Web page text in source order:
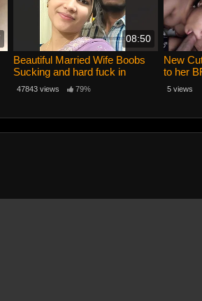
08:50
Beautiful Married Wife Boobs
Sucking and hard fuck in
Badroom
47843 views 79%
New
to her
5 views